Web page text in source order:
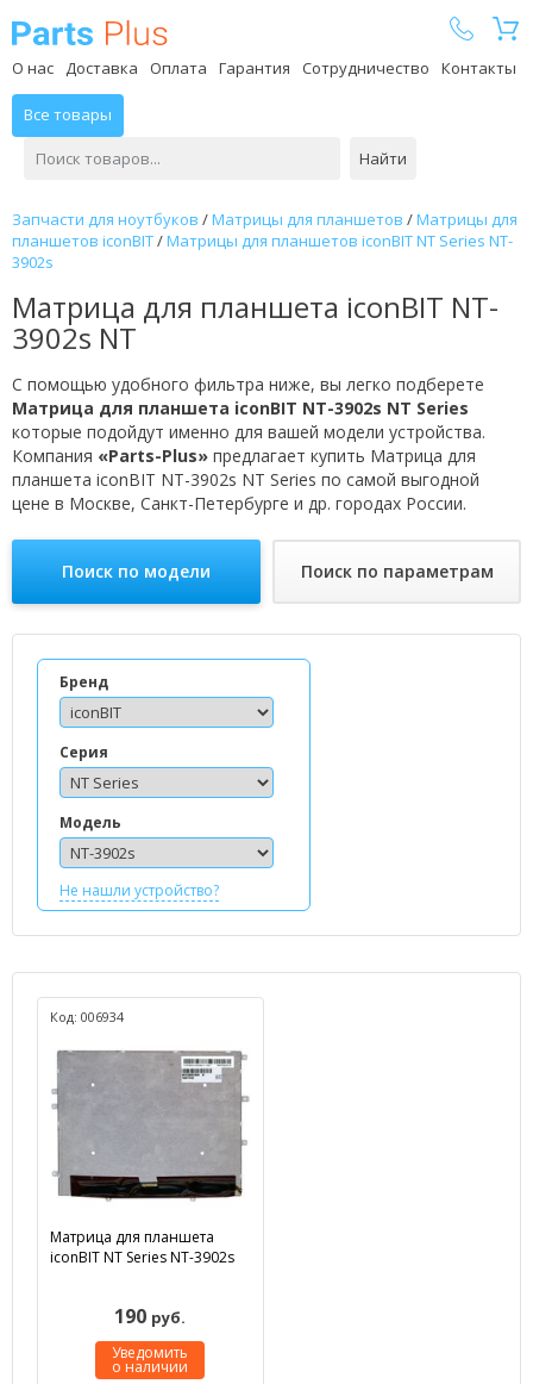
О нас Доставка Оплата Гарантия Сотрудничество Контакты
Все товары
Найти
Запчасти для ноутбуков /Матрицы для планшетов /Матрицы для
планшетов iconBIT/Матрицы для планшетов iconBIT NT Series NT-
3902s
Матрица для планшета iconBIT NT-
3902s NT
С помощью удобного фильтра ниже, вы легко подберете
Матрица для планшета iconBIT NT-3902s NT Series
которые подойдут именно для вашей модели устройства.
Компания «Parts-Plus» предлагает купить Матрица для
планшета iconBIT NT-3902s NT Series по самой выгодной
цене в Москве, Санкт-Петербурге и др. городах России.
Поиск по модели Поиск по параметрам
Бренд
Серия
Модель
Не нашли устройство?
Код: 006934
Матрица для планшета
iconBIT NT Series NT-3902s
190 руб.
Уведомить
о наличии